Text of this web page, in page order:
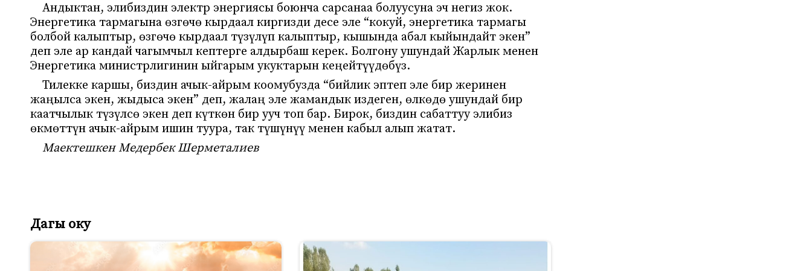
Андыктан, элибиздин электр энергиясы боюнча сарсанаа болуусуна эч негиз жок.
Энергетика тармагына өзгөчө кырдаал киргизди десе эле “кокуй, энергетика тармагы
болбой калыптыр, өзгөчө кырдаал түзүлүп калыптыр, кышында абал кыйындайт экен”
деп эле ар кандай чагымчыл кептерге алдырбаш керек. Болгону ушундай Жарлык менен
Энергетика министрлигинин ыйгарым укуктарын кеңейтүүдөбүз.
Тилекке каршы, биздин ачык-айрым коомубузда “бийлик эптеп эле бир жеринен
жаңылса экен, жыдыса экен” деп, жалаң эле жамандык издеген, өлкөдө ушундай бир
каатчылык түзүлсө экен деп күткөн бир ууч топ бар. Бирок, биздин сабаттуу элибиз
өкмөттүн ачык-айрым ишин туура, так түшүнүү менен кабыл алып жатат.
Маектешкен Медербек Шерметалиев
Дагы оку